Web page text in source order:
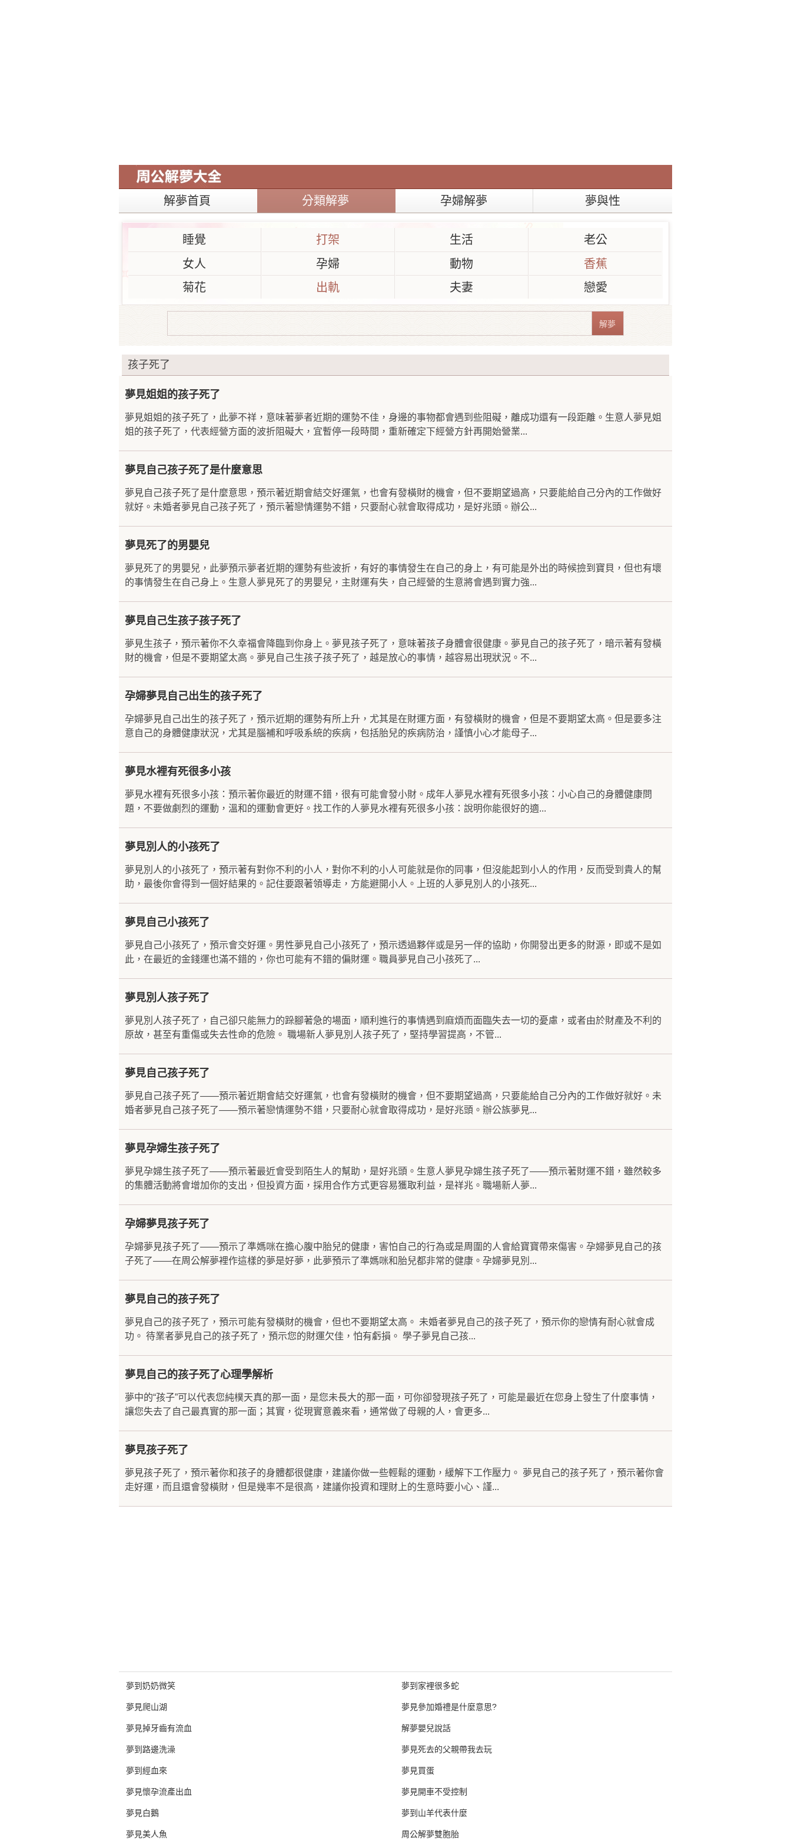
解夢首頁 分類解夢 孕婦解夢 夢與性
睡覺 打架 生活
老公
女人
孕婦 動物
香蕉
菊花
出軌 夫妻 戀愛
孩子死了
夢見姐姐的孩子死了
夢見姐姐的孩子死了，此夢不祥，意味著夢者近期的運勢不佳，身邊的事物都會遇到些阻礙，離成功還有一段距離。生意人夢見姐
姐的孩子死了，代表經營方面的波折阻礙大，宜暫停一段時間，重新確定下經營方針再開始營業...
夢見自己孩子死了是什麼意思
夢見自己孩子死了是什麼意思，預示著近期會結交好運氣，也會有發橫財的機會，但不要期望過高，只要能給自己分內的工作做好
就好。未婚者夢見自己孩子死了，預示著戀情運勢不錯，只要耐心就會取得成功，是好兆頭。辦公...
夢見死了的男嬰兒
夢見死了的男嬰兒，此夢預示夢者近期的運勢有些波折，有好的事情發生在自己的身上，有可能是外出的時候撿到寶貝，但也有壞
的事情發生在自己身上。生意人夢見死了的男嬰兒，主財運有失，自己經營的生意將會遇到實力強...
夢見自己生孩子孩子死了
夢見生孩子，預示著你不久幸福會降臨到你身上。夢見孩子死了，意味著孩子身體會很健康。夢見自己的孩子死了，暗示著有發橫
財的機會，但是不要期望太高。夢見自己生孩子孩子死了，越是放心的事情，越容易出現狀況。不...
孕婦夢見自己出生的孩子死了
孕婦夢見自己出生的孩子死了，預示近期的運勢有所上升，尤其是在財運方面，有發橫財的機會，但是不要期望太高。但是要多注
意自己的身體健康狀況，尤其是腦補和呼吸系統的疾病，包括胎兒的疾病防治，謹慎小心才能母子...
夢見水裡有死很多小孩
夢見水裡有死很多小孩：預示著你最近的財運不錯，很有可能會發小財。成年人夢見水裡有死很多小孩：小心自己的身體健康問
題，不要做劇烈的運動，溫和的運動會更好。找工作的人夢見水裡有死很多小孩：說明你能很好的適...
夢見別人的小孩死了
夢見別人的小孩死了，預示著有對你不利的小人，對你不利的小人可能就是你的同事，但沒能起到小人的作用，反而受到貴人的幫
助，最後你會得到一個好結果的。記住要跟著領導走，方能避開小人。上班的人夢見別人的小孩死...
夢見自己小孩死了
夢見自己小孩死了，預示會交好運。男性夢見自己小孩死了，預示透過夥伴或是另一伴的協助，你開發出更多的財源，即或不是如
此，在最近的金錢運也滿不錯的，你也可能有不錯的偏財運。職員夢見自己小孩死了...
夢見別人孩子死了
夢見別人孩子死了，自己卻只能無力的跺腳著急的場面，順利進行的事情遇到麻煩而面臨失去一切的憂慮，或者由於財產及不利的
原故，甚至有重傷或失去性命的危險。 職場新人夢見別人孩子死了，堅持學習提高，不管...
夢見自己孩子死了
夢見自己孩子死了——預示著近期會結交好運氣，也會有發橫財的機會，但不要期望過高，只要能給自己分內的工作做好就好。未
婚者夢見自己孩子死了——預示著戀情運勢不錯，只要耐心就會取得成功，是好兆頭。辦公族夢見...
夢見孕婦生孩子死了
夢見孕婦生孩子死了——預示著最近會受到陌生人的幫助，是好兆頭。生意人夢見孕婦生孩子死了——預示著財運不錯，雖然較多
的集體活動將會增加你的支出，但投資方面，採用合作方式更容易獲取利益，是祥兆。職場新人夢...
孕婦夢見孩子死了
孕婦夢見孩子死了——預示了準媽咪在擔心腹中胎兒的健康，害怕自己的行為或是周圍的人會給寶寶帶來傷害。孕婦夢見自己的孩
子死了——在周公解夢裡作這樣的夢是好夢，此夢預示了準媽咪和胎兒都非常的健康。孕婦夢見別...
夢見自己的孩子死了
夢見自己的孩子死了，預示可能有發橫財的機會，但也不要期望太高。 未婚者夢見自己的孩子死了，預示你的戀情有耐心就會成
功。 待業者夢見自己的孩子死了，預示您的財運欠佳，怕有虧損。 學子夢見自己孩...
夢見自己的孩子死了心理學解析
夢中的“孩子”可以代表您純樸天真的那一面，是您未長大的那一面，可你卻發現孩子死了，可能是最近在您身上發生了什麼事情，
讓您失去了自己最真實的那一面；其實，從現實意義來看，通常做了母親的人，會更多...
夢見孩子死了
夢見孩子死了，預示著你和孩子的身體都很健康，建議你做一些輕鬆的運動，緩解下工作壓力。 夢見自己的孩子死了，預示著你會
走好運，而且還會發橫財，但是幾率不是很高，建議你投資和理財上的生意時要小心、謹...
夢到奶奶微笑
夢見爬山湖
夢見掉牙齒有流血
夢到路邊洗澡
夢到經血來
夢見懷孕流產出血
夢見白鵝
夢見美人魚
夢到家裡很多蛇
夢見參加婚禮是什麼意思?
解夢嬰兒說話
夢見死去的父親帶我去玩
夢見買蛋
夢見開車不受控制
夢到山羊代表什麼
周公解夢雙胞胎